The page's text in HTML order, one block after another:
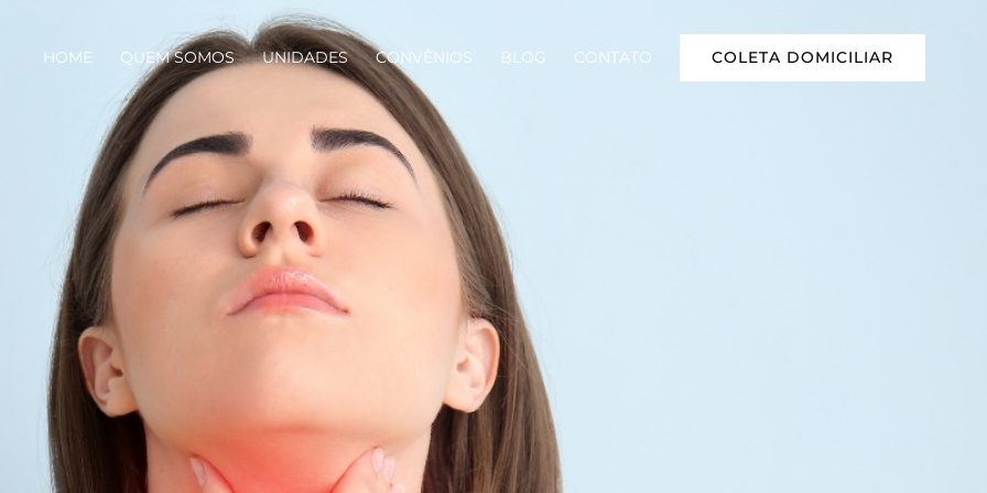
HOME QUEM SOMOS UNIDADES CONVÊNIOS BLOG CONTATO COLETA DOMICILIAR